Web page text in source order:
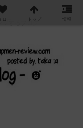
するブログ
ロー トップ 情報